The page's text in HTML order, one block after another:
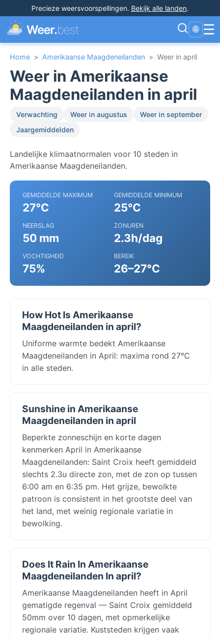
Precieze weersvoorspellingen. Bekijk alle landen.
Weer.best 🌐 ☰
Home > Amerikaanse Maagdeneilanden > Weer in april
Weer in Amerikaanse
Maagdeneilanden in april
Verwachting Weer in augustus
Weer in september
Jaargemiddelden
Landelijke klimaatnormalen voor 10 steden in
Amerikaanse Maagdeneilanden.
GEMIDDELDE MAXIMUM
27°C
GEMIDDELDE MINIMUM
25°C
NEERSLAG
50 mm
ZONUREN
2.3h/dag
VOCHTIGHEID
75%
BEREIK
26–27°C
How Hot Is Amerikaanse
Maagdeneilanden in april?
Uniforme warmte bedekt Amerikaanse
Maagdeneilanden in April: maxima rond 27°C
in alle steden.
Sunshine in Amerikaanse
Maagdeneilanden in april
Beperkte zonneschijn en korte dagen
kenmerken April in Amerikaanse
Maagdeneilanden: Saint Croix heeft gemiddeld
slechts 2.3u directe zon, met de zon op tussen
6:00 am en 6:35 pm. Het grijze, bewolkte
patroon is consistent in het grootste deel van
het land, met weinig regionale variatie in
bewolking.
Does It Rain In Amerikaanse
Maagdeneilanden In april?
Amerikaanse Maagdeneilanden heeft in April
gematigde regenval — Saint Croix gemiddeld
50mm over 10 dagen, met opmerkelijke
regionale variatie. Kuststeden krijgen vaak